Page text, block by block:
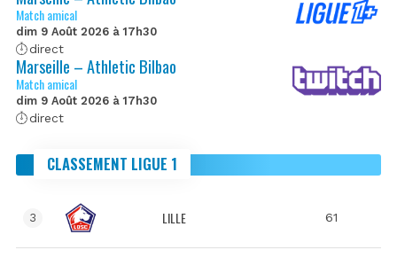
Match amical
dim 9 Août 2026 à 17h30
direct
Marseille – Athletic Bilbao
Match amical
dim 9 Août 2026 à 17h30
direct
CLASSEMENT LIGUE 1
3 LILLE 61